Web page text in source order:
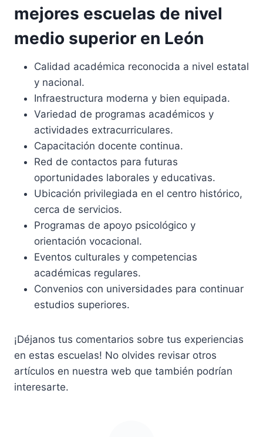
mejores escuelas de nivel
medio superior en León
Calidad académica reconocida a nivel estatal
y nacional.
Infraestructura moderna y bien equipada.
Variedad de programas académicos y
actividades extracurriculares.
Capacitación docente continua.
Red de contactos para futuras
oportunidades laborales y educativas.
Ubicación privilegiada en el centro histórico,
cerca de servicios.
Programas de apoyo psicológico y
orientación vocacional.
Eventos culturales y competencias
académicas regulares.
Convenios con universidades para continuar
estudios superiores.
¡Déjanos tus comentarios sobre tus experiencias
en estas escuelas! No olvides revisar otros
artículos en nuestra web que también podrían
interesarte.